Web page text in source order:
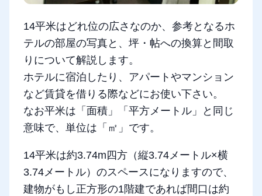
14平米はどれ位の広さなのか、参考となるホ
テルの部屋の写真と、坪・帖への換算と間取
りについて解説します。
ホテルに宿泊したり、アパートやマンション
など賃貸を借りる際などにお使い下さい。
なお平米は「面積」「平方メートル」と同じ
意味で、単位は「㎡」です。
14平米は約3.74m四方（縦3.74メートル×横
3.74メートル）のスペースになりますので、
建物がもし正方形の1階建であれば間口は約